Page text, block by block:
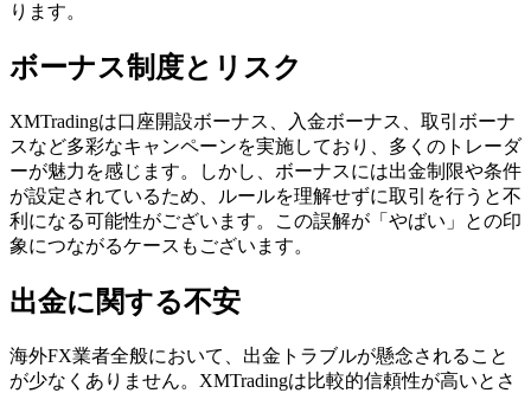
ります。
ボーナス制度とリスク
XMTradingは口座開設ボーナス、入金ボーナス、取引ボーナ
スなど多彩なキャンペーンを実施しており、多くのトレーダ
ーが魅力を感じます。しかし、ボーナスには出金制限や条件
が設定されているため、ルールを理解せずに取引を行うと不
利になる可能性がございます。この誤解が「やばい」との印
象につながるケースもございます。
出金に関する不安
海外FX業者全般において、出金トラブルが懸念されること
が少なくありません。XMTradingは比較的信頼性が高いとさ